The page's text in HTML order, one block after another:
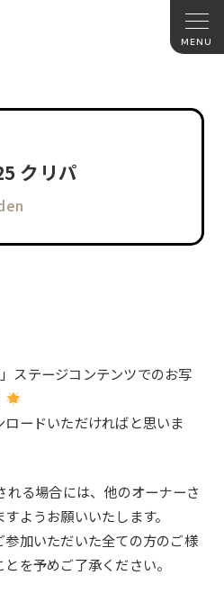
クリパ
」ステージコンテンツでのお写
ードいただければと思いま
る場合には、他のオーナーさ
ようお願いいたします。
加いただいた全ての方のご様
を予めご了承ください。